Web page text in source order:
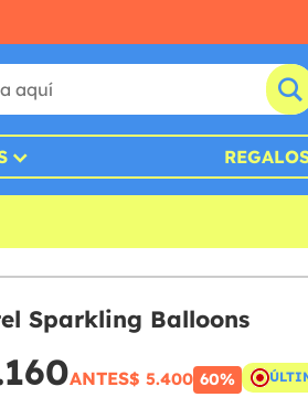
Sparkling Balloons
ANTES$ 5.400 60%